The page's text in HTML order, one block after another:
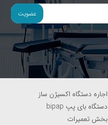
عضویت
اجاره دستگاه اکسیژن ساز
دستگاه بای پپ bipap
بخش تعمیرات